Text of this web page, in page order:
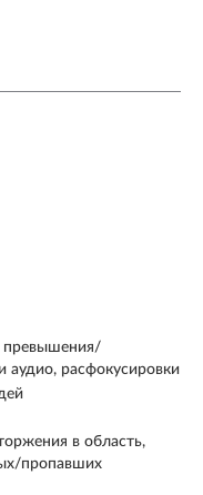
превышения/
аудио, расфокусировки
в область,
пропавших